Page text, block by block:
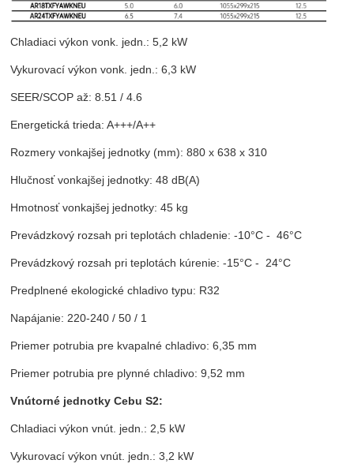
Chladiaci výkon vonk. jedn.: 5,2 kW
Vykurovací výkon vonk. jedn.: 6,3 kW
SEER/SCOP až: 8.51 / 4.6
Energetická trieda: A+++/A++
Rozmery vonkajšej jednotky (mm): 880 x 638 x 310
Hlučnosť vonkajšej jednotky: 48 dB(A)
Hmotnosť vonkajšej jednotky: 45 kg
Prevádzkový rozsah pri teplotách chladenie: -10°C - 46°C
Prevádzkový rozsah pri teplotách kúrenie: -15°C - 24°C
Predplnené ekologické chladivo typu: R32
Napájanie: 220-240 / 50 / 1
Priemer potrubia pre kvapalné chladivo: 6,35 mm
Priemer potrubia pre plynné chladivo: 9,52 mm
Vnútorné jednotky Cebu S2:
Chladiaci výkon vnút. jedn.: 2,5 kW
Vykurovací výkon vnút. jedn.: 3,2 kW